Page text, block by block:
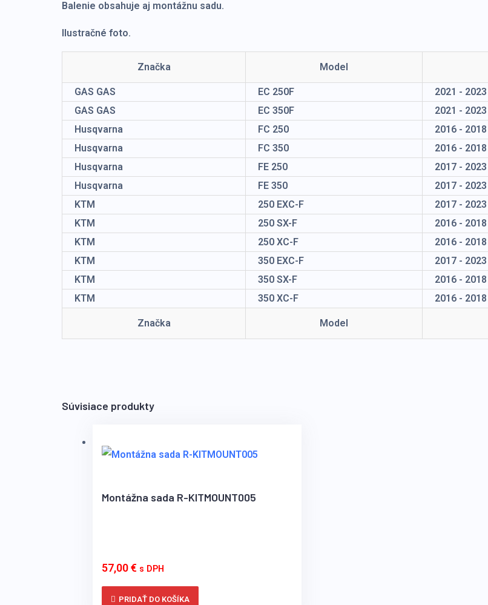
Balenie obsahuje aj montážnu sadu.
Ilustračné foto.
Značka Model
Značka Model
GAS GAS EC 250F
2021 - 2023
GAS GAS
EC 350F
2021 - 2023
Husqvarna
FC 250
2016 - 2018
Husqvarna
FC 350
2016 - 2018
Husqvarna
FE 250
2017 - 2023
Husqvarna
FE 350
2017 - 2023
KTM
250 EXC-F
2017 - 2023
KTM
250 SX-F
2016 - 2018
KTM
250 XC-F
2016 - 2018
KTM
350 EXC-F
2017 - 2023
KTM
350 SX-F
2016 - 2018
KTM
350 XC-F 2016 - 2018
Súvisiace produkty
Montážna sada R-KITMOUNT005
57,00€ s DPH
PRIDAŤ DO KOŠÍKA